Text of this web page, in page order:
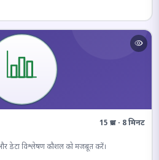
15 प्रश्न · 8 मिनट
और डेटा विश्लेषण कौशल को मजबूत करें।